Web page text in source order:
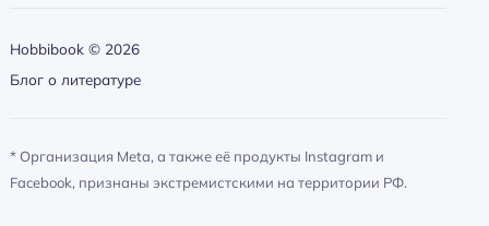
Hobbibook © 2026
Блог о литературе
* Организация Meta, а также её продукты Instagram и
Facebook, признаны экстремистскими на территории РФ.